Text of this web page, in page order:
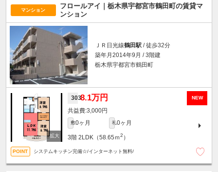
マンション
フロールアイ｜栃木県宇都宮市鶴田町の賃貸マ
ンション
ＪＲ日光線鶴田駅 / 徒歩32分
築年月2014年9月 / 3階建
栃木県宇都宮市鶴田町
NEW
3038.1万円
3,000円
敷0ヶ月 礼0ヶ月
3階 2LDK（58.65ｍ2 ）
システムキッチン完備☆/インターネット無料/